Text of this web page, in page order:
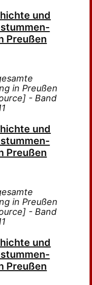
und
Preußen
in Preußen
- Band
und
Preußen
in Preußen
- Band
und
Preußen